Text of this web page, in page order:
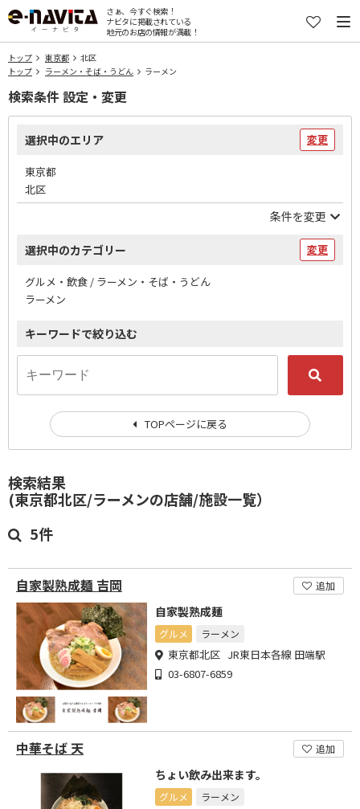
さぁ、今すぐ検索！
ナビタに掲載されている
地元のお店の情報が満載！
トップ 東京都
北区
トップ
ラーメン・そば・うどん ラーメン
検索結果
(東京都北区/ラーメンの店舗/施設一覧）
5件
自家製熟成麺 吉岡 追加
自家製熟成麺
グルメ ラーメン
東京都北区 JR東日本各線 田端駅
03-6807-6859
中華そば 天 追加
ちょい飲み出来ます。
グルメ ラーメン
検索条件 設定・変更
選択中のエリア 変更
東京都
北区
条件を変更
選択中のカテゴリー 変更
グルメ・飲食 / ラーメン・そば・うどん
ラーメン
キーワードで絞り込む
TOPページに戻る